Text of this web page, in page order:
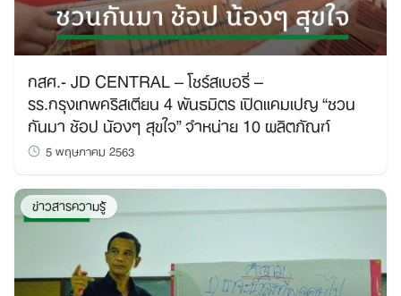
กสศ.- JD CENTRAL – โชร์สเบอรี่ –
รร.กรุงเทพคริสเตียน 4 พันธมิตร เปิดแคมเปญ “ชวน
กันมา ช้อป น้องๆ สุขใจ” จำหน่าย 10 ผลิตภัณฑ์
5 พฤษภาคม 2563
ข่าวสารความรู้